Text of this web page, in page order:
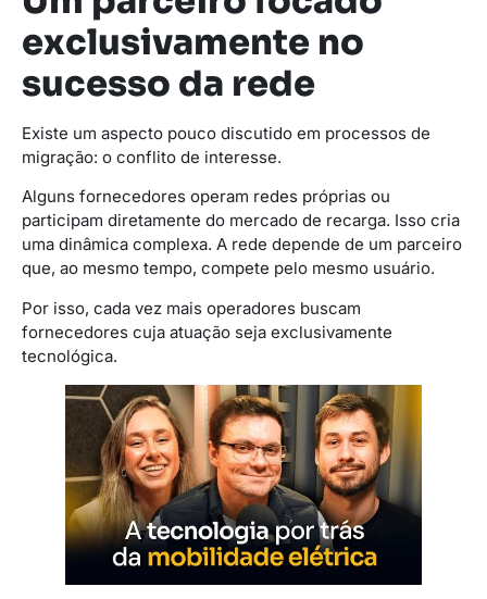
exclusivamente no
sucesso da rede
Existe um aspecto pouco discutido em processos de
migração: o conflito de interesse.
Alguns fornecedores operam redes próprias ou
participam diretamente do mercado de recarga. Isso cria
uma dinâmica complexa. A rede depende de um parceiro
que, ao mesmo tempo, compete pelo mesmo usuário.
Por isso, cada vez mais operadores buscam
fornecedores cuja atuação seja exclusivamente
tecnológica.